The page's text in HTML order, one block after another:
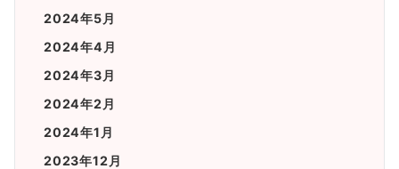
2024年5月
2024年4月
2024年3月
2024年2月
2024年1月
2023年12月